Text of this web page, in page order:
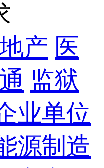
地产 医
监狱
业单位
源制造